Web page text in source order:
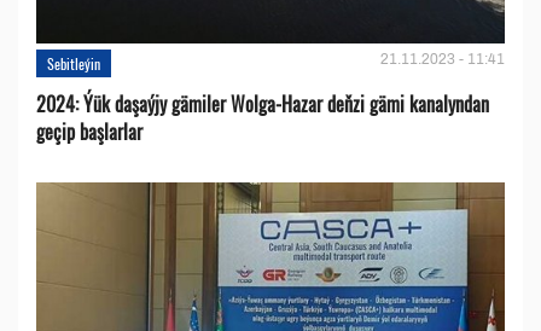
Sebitleýin 21.11.2023 - 11:41
2024: Ýük daşaýjy gämiler Wolga-Hazar deňzi gämi kanalyndan
geçip başlarlar